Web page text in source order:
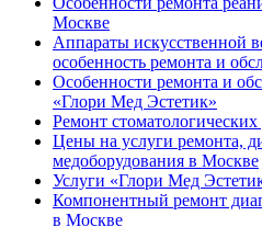
Москве
Аппараты искусственной
особенность ремонта и
Особенности ремонта и
«Глори Мед Эстетик»
Ремонт
Цены на услуги ремонта,
медоборудования в Москве
Услуги «Глори Мед
Компонентный ремонт
в Москве